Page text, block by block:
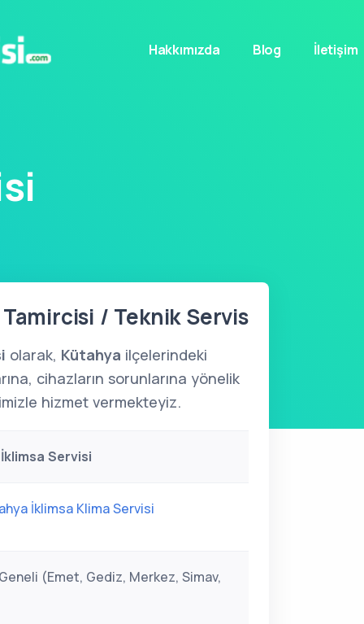
Hakkımızda Blog İletişim
/ Teknik Servis
olarak, Kütahya ilçelerindeki
cihazların sorunlarına yönelik
hizmet vermekteyiz.
Servisi
İklimsa Klima Servisi
(Emet, Gediz, Merkez, Simav,